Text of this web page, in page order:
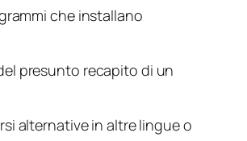
che installano
presunto recapito di un
alternative in altre lingue o